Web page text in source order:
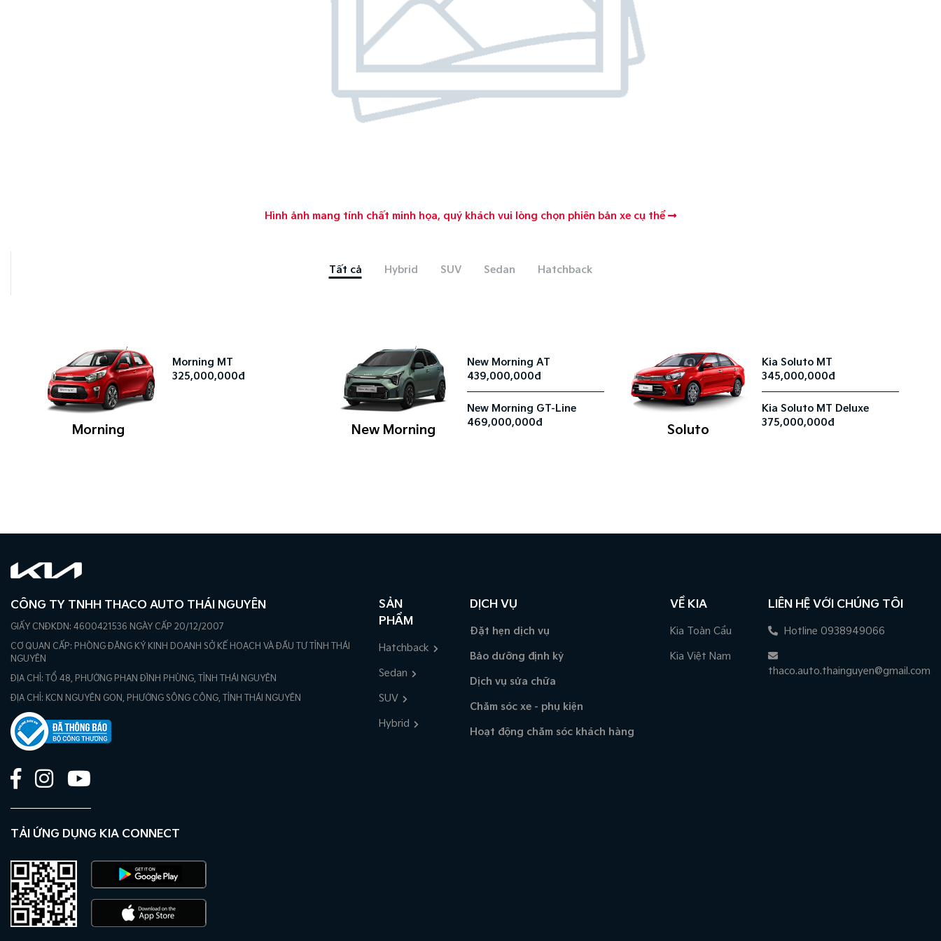
Hình ảnh mang tính chất minh họa, quý khách vui lòng chọn phiên bản xe cụ thể
Tất cả Hybrid SUV Sedan Hatchback
Morning
Morning MT
325,000,000đ
New Morning
New Morning AT
439,000,000đ
New Morning GT-Line
469,000,000đ
Soluto
Kia Soluto MT
345,000,000đ
Kia Soluto MT Deluxe
375,000,000đ
CÔNG TY TNHH THACO AUTO THÁI NGUYÊN
GIẤY CNĐKDN: 4600421536 NGÀY CẤP 20/12/2007
CƠ QUAN CẤP: PHÒNG ĐĂNG KÝ KINH DOANH SỞ KẾ HOẠCH VÀ ĐẦU TƯ TỈNH THÁI
NGUYÊN
ĐỊA CHỈ: TỔ 48, PHƯỜNG PHAN ĐÌNH PHÙNG, TỈNH THÁI NGUYÊN
ĐỊA CHỈ: KCN NGUYÊN GON, PHƯỜNG SÔNG CÔNG, TỈNH THÁI NGUYÊN
TẢI ỨNG DỤNG KIA CONNECT
SẢN
PHẨM
Hatchback
Sedan
SUV
Hybrid
DỊCH VỤ
Đặt hẹn dịch vụ
Bảo dưỡng định kỳ
Dịch vụ sửa chữa
Chăm sóc xe - phụ kiện
Hoạt động chăm sóc khách hàng
VỀ KIA
Kia Toàn Cầu
Kia Việt Nam
LIÊN HỆ VỚI CHÚNG TÔI
Hotline 0938949066
thaco.auto.thainguyen@gmail.com